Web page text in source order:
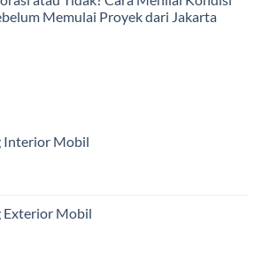
Memulai Proyek dari Jakarta
Interior Mobil
Exterior Mobil